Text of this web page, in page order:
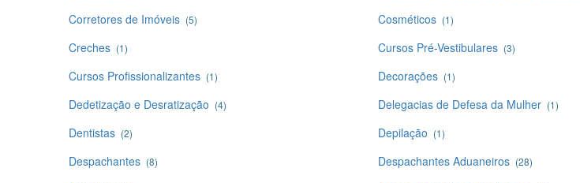
Corretores de Imóveis (5) Cosméticos (1)
Creches (1) Cursos Pré-Vestibulares (3)
Cursos Profissionalizantes (1) Decorações (1)
Dedetização e Desratização (4) Delegacias de Defesa da Mulher (1)
Dentistas (2) Depilação (1)
Despachantes (8) Despachantes Aduaneiros (28)